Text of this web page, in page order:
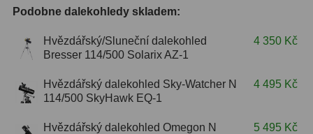
ED a Flat Field12
Měřící, s mřížkou 6
Podobne dalekohledy skladem:
Hvězdářský/Sluneční dalekohled
Bresser 114/500 Solarix AZ-1
4 350 Kč
Hvězdářský dalekohled Sky-Watcher N
114/500 SkyHawk EQ-1
4 495 Kč
Hvězdářský dalekohled Omegon N
5 495 Kč